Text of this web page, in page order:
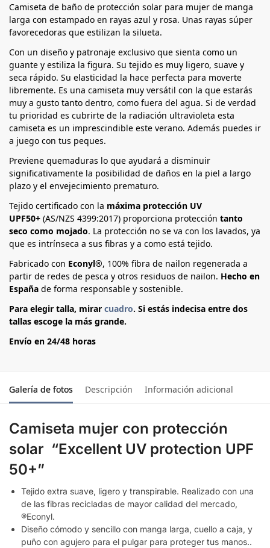
Camiseta de baño de protección solar para mujer de manga
larga con estampado en rayas azul y rosa. Unas rayas súper
favorecedoras que estilizan la silueta.
Con un diseño y patronaje exclusivo que sienta como un
guante y estiliza la figura. Su tejido es muy ligero, suave y
seca rápido. Su elasticidad la hace perfecta para moverte
libremente. Es una camiseta muy versátil con la que estarás
muy a gusto tanto dentro, como fuera del agua. Si de verdad
tu prioridad es cubrirte de la radiación ultravioleta esta
camiseta es un imprescindible este verano. Además puedes ir
a juego con tus peques.
Previene quemaduras lo que ayudará a disminuir
significativamente la posibilidad de daños en la piel a largo
plazo y el envejecimiento prematuro.
Tejido certificado con la máxima protección UV
UPF50+ (AS/NZS 4399:2017) proporciona protección tanto
seco como mojado. La protección no se va con los lavados, ya
que es intrínseca a sus fibras y a como está tejido.
Fabricado con Econyl®, 100% fibra de nailon regenerada a
partir de redes de pesca y otros residuos de nailon. Hecho en
España de forma responsable y sostenible.
Para elegir talla, mirar cuadro. Si estás indecisa entre dos
tallas escoge la más grande.
Envío en 24/48 horas
Galería de fotos Descripción Información adicional
Camiseta mujer con protección
solar “Excellent UV protection UPF
50+”
Tejido extra suave, ligero y transpirable. Realizado con una
de las fibras recicladas de mayor calidad del mercado,
®Econyl.
Diseño cómodo y sencillo con manga larga, cuello a caja, y
puño con agujero para el pulgar para proteger tus manos..